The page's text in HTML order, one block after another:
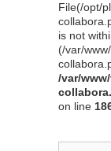
File(/opt/
is not
(/var/
/var/
on line